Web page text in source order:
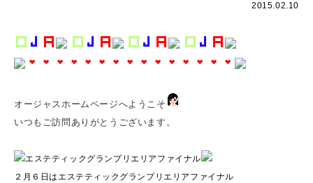
2015.02.10
オージャスホームページへようこそ
いつもご訪問ありがとうございます。
エステティックグランプリエリアファイナル
２月６日はエステティックグランプリエリアファイナル